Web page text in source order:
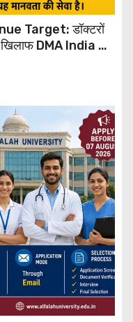
Target: डॉक्टरों
DMA India का
की मांग